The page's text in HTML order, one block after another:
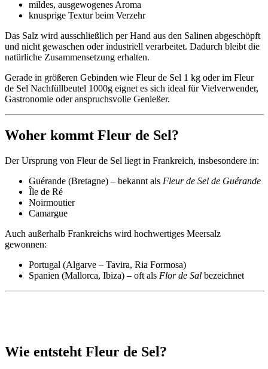
mildes, ausgewogenes Aroma
knusprige Textur beim Verzehr
Das Salz wird ausschließlich per Hand aus den Salinen abgeschöpft
und nicht gewaschen oder industriell verarbeitet. Dadurch bleibt die
natürliche Zusammensetzung erhalten.
Gerade in größeren Gebinden wie Fleur de Sel 1 kg oder im Fleur
de Sel Nachfüllbeutel 1000g eignet es sich ideal für Vielverwender,
Gastronomie oder anspruchsvolle Genießer.
Woher kommt Fleur de Sel?
Der Ursprung von Fleur de Sel liegt in Frankreich, insbesondere in:
Guérande (Bretagne) – bekannt als Fleur de Sel de Guérande
Île de Ré
Noirmoutier
Camargue
Auch außerhalb Frankreichs wird hochwertiges Meersalz
gewonnen:
Portugal (Algarve – Tavira, Ria Formosa)
Spanien (Mallorca, Ibiza) – oft als Flor de Sal bezeichnet
Wie entsteht Fleur de Sel?